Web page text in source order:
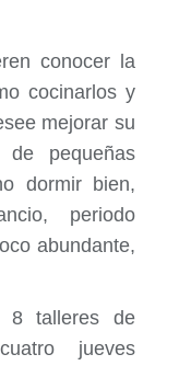
conocer la
cocinarlos y
mejorar su
pequeñas
dormir bien,
periodo
abundante,
8 talleres de
jueves